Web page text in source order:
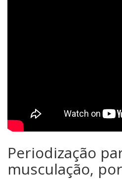
Periodização
musculação,